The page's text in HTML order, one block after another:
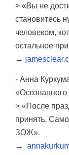
> «Вы не
становитесь
человеком,
остальное
→
- Анна
«Осознанного
> «После
принять.
ЗОЖ».
→